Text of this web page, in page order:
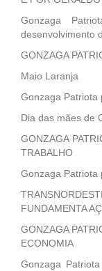
Planejamento de
versões
potencial de
tema, “Novos
necessidade e a
também o
julho nos campus
Francisco,
Uneb, em
Secretaria da
Comercial,
Seagri Blog do
(PSB/PE)
Gonzaga
desenvolvimento
GONZAGA
Maio Laranja
Gonzaga Patriota
Dia das mães de
GONZAGA
TRABALHO
Gonzaga Patriota
FUNDAMENTA
GONZAGA
ECONOMIA
Gonzaga